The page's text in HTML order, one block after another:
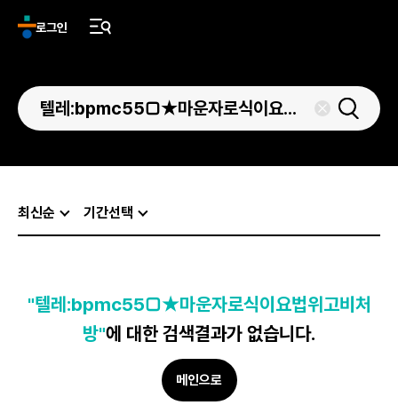
로그인
최신순 기간선택
"텔레:bpmc55□★마운자로식이요법위고비처
방"에 대한 검색결과가 없습니다.
메인으로